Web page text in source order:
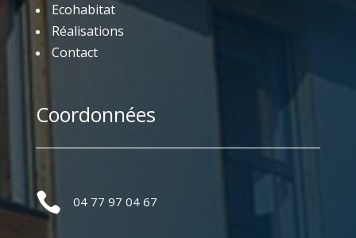
Ecohabitat
Réalisations
Contact
Coordonnées
 04 77 97 04 67